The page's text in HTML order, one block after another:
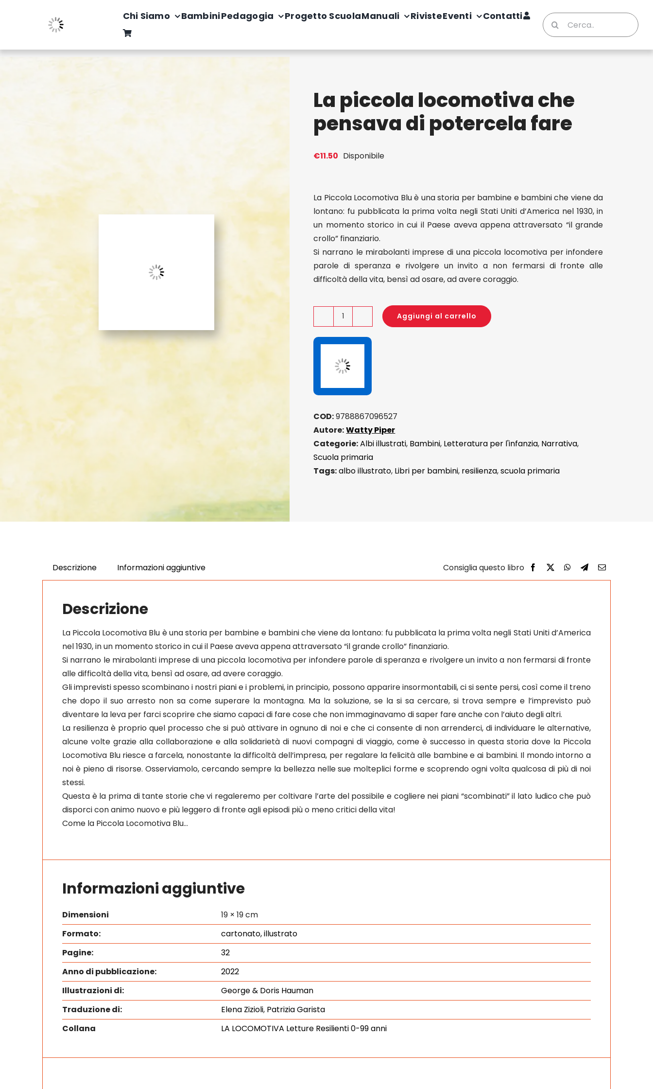
Chi Siamo BambiniPedagogia Progetto ScuolaManuali RivisteEventi Contatti
Cerca
per:
La piccola locomotiva che
pensava di potercela fare
€11.50 Disponibile
La Piccola Locomotiva Blu è una storia per bambine e bambini che viene da
lontano: fu pubblicata la prima volta negli Stati Uniti d’America nel 1930, in
un momento storico in cui il Paese aveva appena attraversato “il grande
crollo” finanziario.
Si narrano le mirabolanti imprese di una piccola locomotiva per infondere
parole di speranza e rivolgere un invito a non fermarsi di fronte alle
difficoltà della vita, bensì ad osare, ad avere coraggio.
La
piccola
che
pensava
di
fare
quantità
Aggiungi al carrello
COD:9788867096527
Autore:Watty Piper
Categorie:Albi illustrati, Bambini, Letteratura per l'infanzia, Narrativa,
Scuola primaria
Tags:albo illustrato, Libri per bambini, resilienza,scuola primaria
Descrizione Informazioni aggiuntive
Descrizione
La Piccola Locomotiva Blu è una storia per bambine e bambini che viene da lontano: fu pubblicata la prima volta negli Stati Uniti d’America
nel 1930, in un momento storico in cui il Paese aveva appena attraversato “il grande crollo” finanziario.
Si narrano le mirabolanti imprese di una piccola locomotiva per infondere parole di speranza e rivolgere un invito a non fermarsi di fronte
alle difficoltà della vita, bensì ad osare, ad avere coraggio.
Gli imprevisti spesso scombinano i nostri piani e i problemi, in principio, possono apparire insormontabili, ci si sente persi, così come il treno
che dopo il suo arresto non sa come superare la montagna. Ma la soluzione, se la si sa cercare, si trova sempre e l’imprevisto può
diventare la leva per farci scoprire che siamo capaci di fare cose che non immaginavamo di saper fare anche con l’aiuto degli altri.
La resilienza è proprio quel processo che si può attivare in ognuno di noi e che ci consente di non arrenderci, di individuare le alternative,
alcune volte grazie alla collaborazione e alla solidarietà di nuovi compagni di viaggio, come è successo in questa storia dove la Piccola
Locomotiva Blu riesce a farcela, nonostante la difficoltà dell’impresa, per regalare la felicità alle bambine e ai bambini. Il mondo intorno a
noi è pieno di risorse. Osserviamolo, cercando sempre la bellezza nelle sue molteplici forme e scoprendo ogni volta qualcosa di più di noi
stessi.
Questa è la prima di tante storie che vi regaleremo per coltivare l’arte del possibile e cogliere nei piani “scombinati” il lato ludico che può
disporci con animo nuovo e più leggero di fronte agli episodi più o meno critici della vita!
Come la Piccola Locomotiva Blu…
Informazioni aggiuntive
Dimensioni
19 × 19 cm
Formato:
cartonato, illustrato
Pagine:
32
Anno di pubblicazione:
2022
Illustrazioni di:
George & Doris Hauman
Traduzione di:
Elena Zizioli, Patrizia Garista
Collana
LA LOCOMOTIVA Letture Resilienti 0-99 anni